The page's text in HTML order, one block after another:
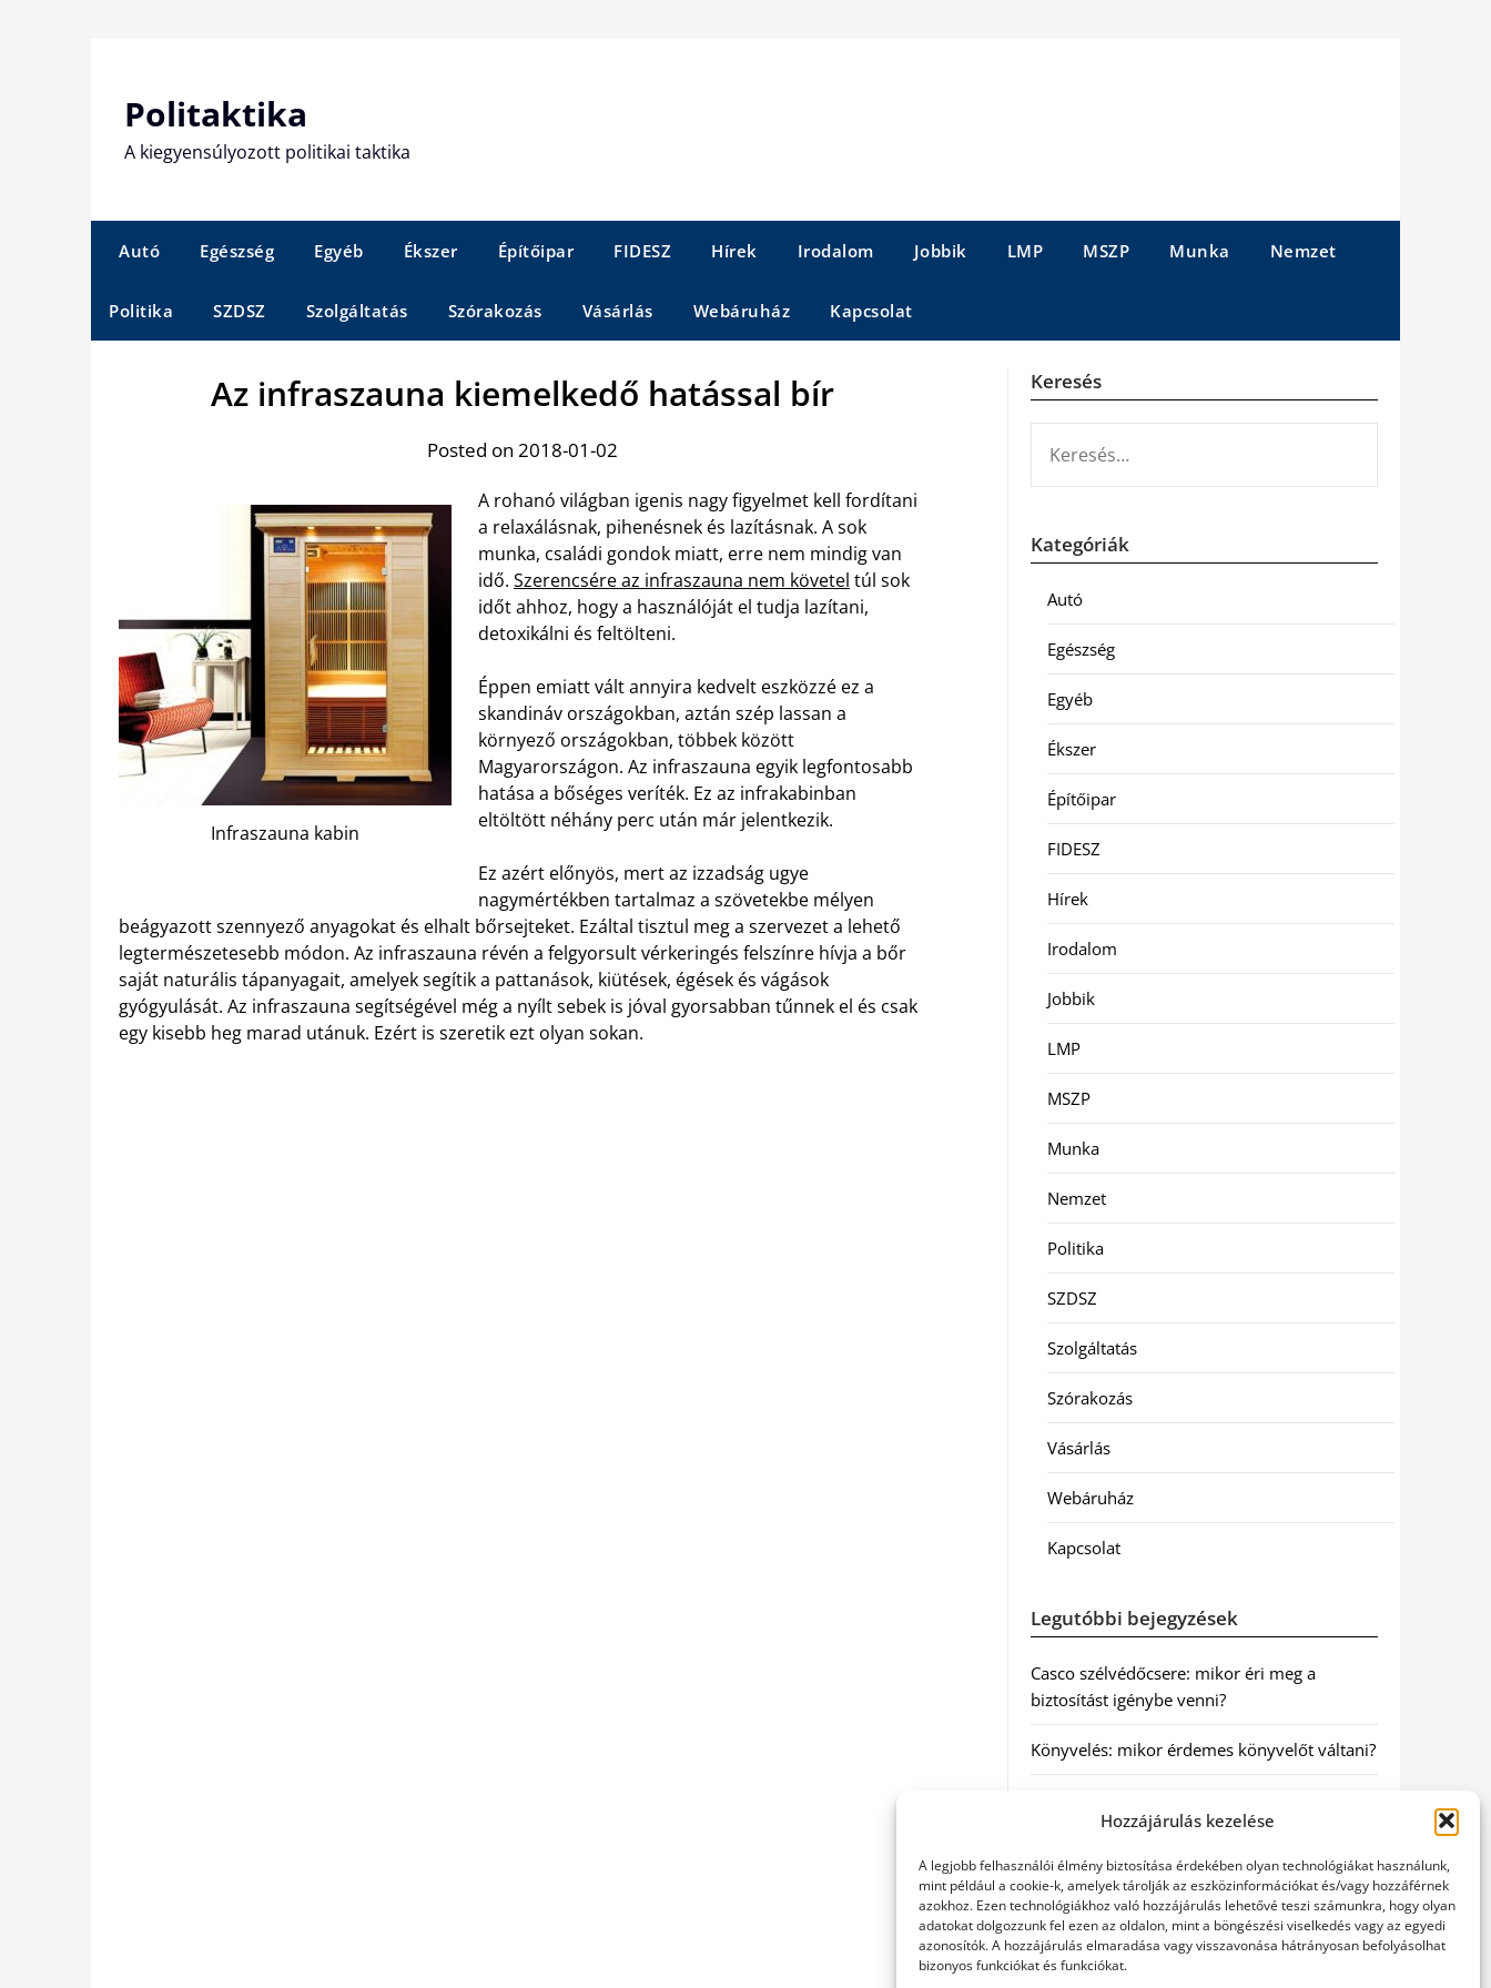
Hozzájárulás kezelése
A legjobb felhasználói élmény biztosítása érdekében olyan technológiákat használunk,
mint például a cookie-k, amelyek tárolják az eszközinformációkat és/vagy hozzáférnek
azokhoz. Ezen technológiákhoz való hozzájárulás lehetővé teszi számunkra, hogy olyan
adatokat dolgozzunk fel ezen az oldalon, mint a böngészési viselkedés vagy az egyedi
azonosítók. A hozzájárulás elmaradása vagy visszavonása hátrányosan befolyásolhat
bizonyos funkciókat és funkciókat.
Politaktika
A kiegyensúlyozott politikai taktika
Autó Egészség Egyéb Ékszer Építőipar FIDESZ Hírek Irodalom Jobbik LMP MSZP Munka Nemzet
Politika SZDSZ Szolgáltatás Szórakozás Vásárlás Webáruház Kapcsolat
Az infraszauna kiemelkedő hatással bír
Posted on 2018-01-02
Infraszauna kabin
A rohanó világban igenis nagy figyelmet kell fordítani
a relaxálásnak, pihenésnek és lazításnak. A sok
munka, családi gondok miatt, erre nem mindig van
idő. Szerencsére az infraszauna nem követel túl sok
időt ahhoz, hogy a használóját el tudja lazítani,
detoxikálni és feltölteni.
Éppen emiatt vált annyira kedvelt eszközzé ez a
skandináv országokban, aztán szép lassan a
környező országokban, többek között
Magyarországon. Az infraszauna egyik legfontosabb
hatása a bőséges veríték. Ez az infrakabinban
eltöltött néhány perc után már jelentkezik.
Ez azért előnyös, mert az izzadság ugye
nagymértékben tartalmaz a szövetekbe mélyen
beágyazott szennyező anyagokat és elhalt bőrsejteket. Ezáltal tisztul meg a szervezet a lehető
legtermészetesebb módon. Az infraszauna révén a felgyorsult vérkeringés felszínre hívja a bőr
saját naturális tápanyagait, amelyek segítik a pattanások, kiütések, égések és vágások
gyógyulását. Az infraszauna segítségével még a nyílt sebek is jóval gyorsabban tűnnek el és csak
egy kisebb heg marad utánuk. Ezért is szeretik ezt olyan sokan.
Keresés
Kategóriák
Autó
Egészség
Egyéb
Ékszer
Építőipar
FIDESZ
Hírek
Irodalom
Jobbik
LMP
MSZP
Munka
Nemzet
Politika
SZDSZ
Szolgáltatás
Szórakozás
Vásárlás
Webáruház
Kapcsolat
Legutóbbi bejegyzések
Casco szélvédőcsere: mikor éri meg a
biztosítást igénybe venni?
Könyvelés: mikor érdemes könyvelőt váltani?
szakszerű jogi háttér a biztonságos
Munkajogi ügyvéd: miért nem érdemes várni
a jogi segítséggel